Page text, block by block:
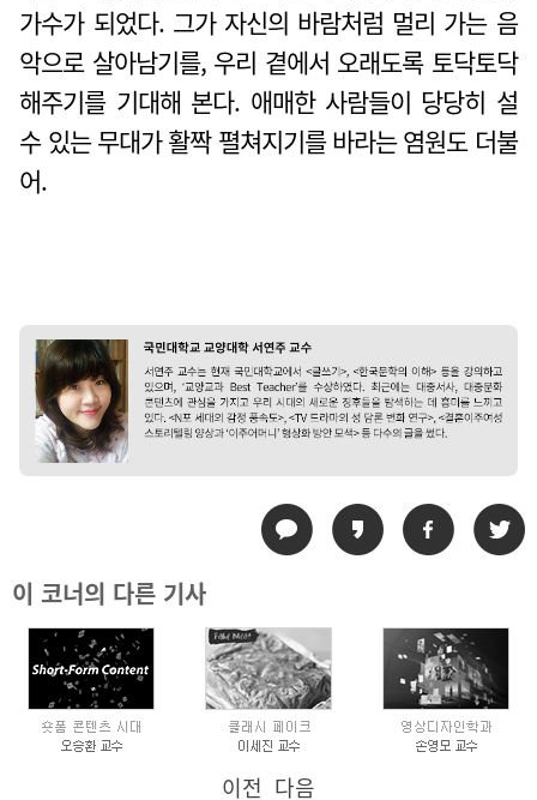
가수가 되었다. 그가 자신의 바람처럼 멀리 가는 음
악으로 살아남기를, 우리 곁에서 오래도록 토닥토닥
해주기를 기대해 본다. 애매한 사람들이 당당히 설
수 있는 무대가 활짝 펼쳐지기를 바라는 염원도 더불
어.
이 코너의 다른 기사
이전 다음